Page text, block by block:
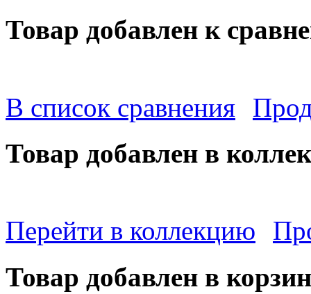
Товар добавлен к
В список сравнения
Товар добавлен в
Перейти в коллекцию
Товар добавлен в